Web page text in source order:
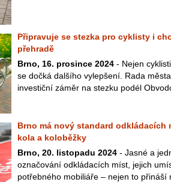
Připravuje se stezka pro cyklisty i
přehradě
Brno, 16. prosince 2024 - Nejen
se dočká dalšího vylepšení. Rada
investiční záměr na stezku podél
Brno má nový standard odkládacích
kola a koloběžky
Brno, 20. listopadu 2024 - Jasné a
označování odkládacích míst, jejich
potřebného mobiliáře – nejen to přináší